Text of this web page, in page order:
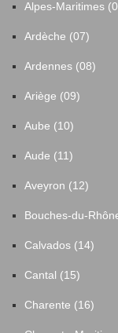
Alpes-Maritimes
Ardèche (07)
Ardennes (08)
Ariège (09)
Aube (10)
Aude (11)
Aveyron (12)
Bouches-du-
Calvados (14)
Cantal (15)
Charente (16)